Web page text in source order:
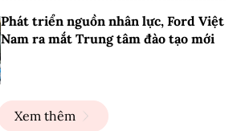
Phát triển nguồn nhân lực, Ford Việt
Nam ra mắt Trung tâm đào tạo mới
Xem thêm